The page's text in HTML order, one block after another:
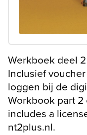
Werkboek deel
Inclusief
loggen bij de
Workbook part 2
includes a
nt2plus.nl.